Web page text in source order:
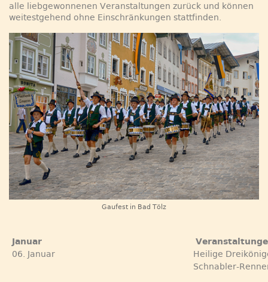
alle liebgewonnenen Veranstaltungen zurück und können
weitestgehend ohne Einschränkungen stattfinden.
Gaufest in Bad Tölz
Januar
06. Januar
Heilige
Schnabler-